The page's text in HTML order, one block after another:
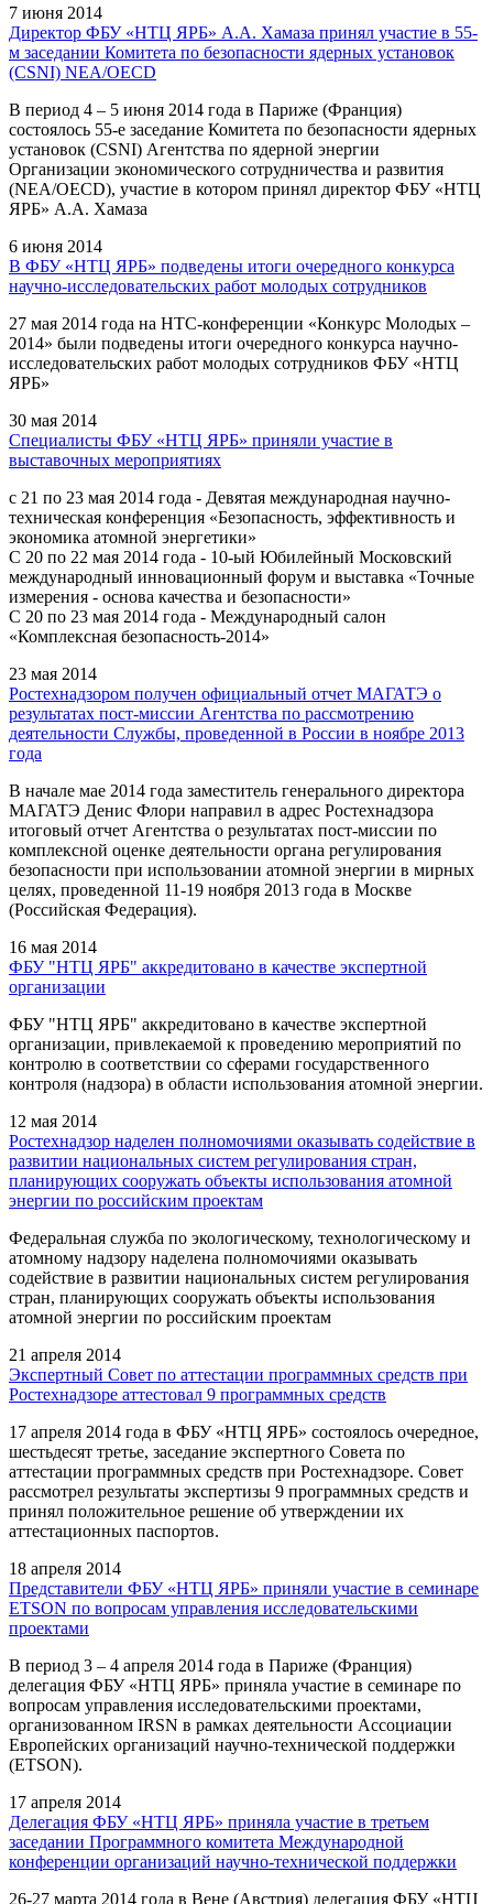
7 июня 2014
Директор ФБУ «НТЦ ЯРБ» A.А. Хамаза принял участие в 55-
м заседании Комитета по безопасности ядерных установок
(CSNI) NEA/OECD
В период 4 – 5 июня 2014 года в Париже (Франция)
состоялось 55-е заседание Комитета по безопасности ядерных
установок (CSNI) Агентства по ядерной энергии
Организации экономического сотрудничества и развития
(NEA/OECD), участие в котором принял директор ФБУ «НТЦ
ЯРБ» А.А. Хамаза
6 июня 2014
В ФБУ «НТЦ ЯРБ» подведены итоги очередного конкурса
научно-исследовательских работ молодых сотрудников
27 мая 2014 года на НТС-конференции «Конкурс Молодых –
2014» были подведены итоги очередного конкурса научно-
исследовательских работ молодых сотрудников ФБУ «НТЦ
ЯРБ»
30 мая 2014
Специалисты ФБУ «НТЦ ЯРБ» приняли участие в
выставочных мероприятиях
с 21 по 23 мая 2014 года - Девятая международная научно-
техническая конференция «Безопасность, эффективность и
экономика атомной энергетики»
С 20 по 22 мая 2014 года - 10-ый Юбилейный Московский
международный инновационный форум и выставка «Точные
измерения - основа качества и безопасности»
С 20 по 23 мая 2014 года - Международный салон
«Комплексная безопасность-2014»
23 мая 2014
Ростехнадзором получен официальный отчет МАГАТЭ о
результатах пост-миссии Агентства по рассмотрению
деятельности Службы, проведенной в России в ноябре 2013
года
В начале мае 2014 года заместитель генерального директора
МАГАТЭ Денис Флори направил в адрес Ростехнадзора
итоговый отчет Агентства о результатах пост-миссии по
комплексной оценке деятельности органа регулирования
безопасности при использовании атомной энергии в мирных
целях, проведенной 11-19 ноября 2013 года в Москве
(Российская Федерация).
16 мая 2014
ФБУ "НТЦ ЯРБ" аккредитовано в качестве экспертной
организации
ФБУ "НТЦ ЯРБ" аккредитовано в качестве экспертной
организации, привлекаемой к проведению мероприятий по
контролю в соответствии со сферами государственного
контроля (надзора) в области использования атомной энергии.
12 мая 2014
Ростехнадзор наделен полномочиями оказывать содействие в
развитии национальных систем регулирования стран,
планирующих сооружать объекты использования атомной
энергии по российским проектам
Федеральная служба по экологическому, технологическому и
атомному надзору наделена полномочиями оказывать
содействие в развитии национальных систем регулирования
стран, планирующих сооружать объекты использования
атомной энергии по российским проектам
21 апреля 2014
Экспертный Совет по аттестации программных средств при
Ростехнадзоре аттестовал 9 программных средств
17 апреля 2014 года в ФБУ «НТЦ ЯРБ» состоялось очередное,
шестьдесят третье, заседание экспертного Совета по
аттестации программных средств при Ростехнадзоре. Совет
рассмотрел результаты экспертизы 9 программных средств и
принял положительное решение об утверждении их
аттестационных паспортов.
18 апреля 2014
Представители ФБУ «НТЦ ЯРБ» приняли участие в семинаре
ETSON по вопросам управления исследовательскими
проектами
В период 3 – 4 апреля 2014 года в Париже (Франция)
делегация ФБУ «НТЦ ЯРБ» приняла участие в семинаре по
вопросам управления исследовательскими проектами,
организованном IRSN в рамках деятельности Ассоциации
Европейских организаций научно-технической поддержки
(ETSON).
17 апреля 2014
Делегация ФБУ «НТЦ ЯРБ» приняла участие в третьем
заседании Программного комитета Международной
конференции организаций научно-технической поддержки
26-27 марта 2014 года в Вене (Австрия) делегация ФБУ «НТЦ